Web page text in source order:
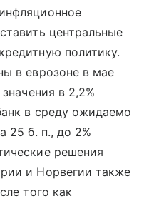
центральные
политику.
в еврозоне в мае
в 2,2%
в среду ожидаемо
25 б. п., до 2%
решения
и Норвегии также
того как